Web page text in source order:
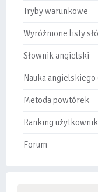
Tryby warunkowe
Wyróżnione listy
Słownik angielski
Nauka angielskiego
Metoda powtórek
Ranking
Forum